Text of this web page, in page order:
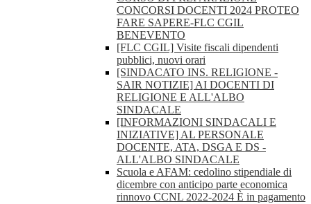
CONCORSI DOCENTI 2024 PROTEO
FARE SAPERE-FLC CGIL
BENEVENTO
[FLC CGIL] Visite fiscali dipendenti
pubblici, nuovi orari
[SINDACATO INS. RELIGIONE -
SAIR NOTIZIE] AI DOCENTI DI
RELIGIONE E ALL'ALBO
SINDACALE
[INFORMAZIONI SINDACALI E
INIZIATIVE] AL PERSONALE
DOCENTE, ATA, DSGA E DS -
ALL'ALBO SINDACALE
Scuola e AFAM: cedolino stipendiale di
dicembre con anticipo parte economica
rinnovo CCNL 2022-2024 È in pagamento